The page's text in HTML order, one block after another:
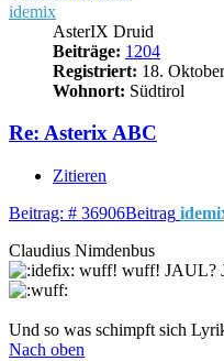
idemix
AsterIX Druid
Beiträge: 1204
Registriert: 18.
Wohnort: Südtirol
Re: Asterix ABC
Zitieren
Beitrag: # 36906Beitrag
Claudius Nimdenbus
wuff! wuff!
Und so was schimpft sich
Nach oben